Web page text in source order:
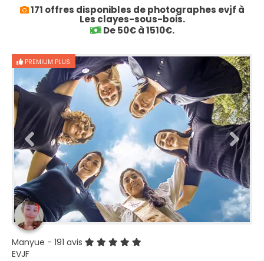
171 offres disponibles de photographes evjf à
Les clayes-sous-bois.
De 50€ à 1510€.
PREMIUM PLUS
Manyue - 191 avis
EVJF